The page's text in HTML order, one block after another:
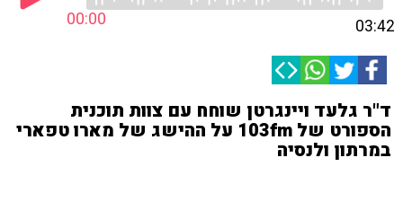
00:00 03:42
ד"ר גלעד ויינגרטן שוחח עם צוות תוכנית
הספורט של 103fm על ההישג של מארו טפארי
במרתון ולנסיה